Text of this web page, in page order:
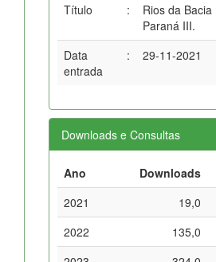
Título :
Rios da
Paraná III.
Data
entrada
: 29-11-2021
Downloads e Consultas
Ano Downloads
2021
19,0
2022
135,0